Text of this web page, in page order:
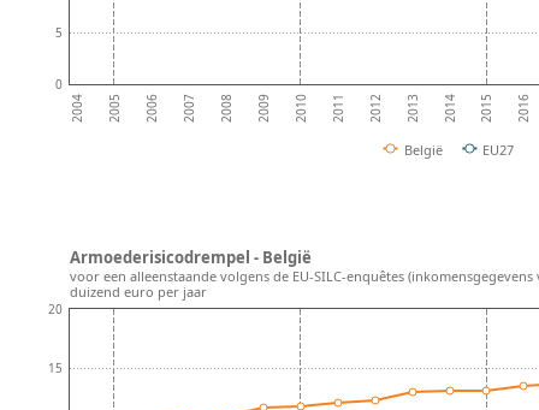
2004 2005 2006 2007 2008 2009 2010 2011 2012 2013 2014 2015 2016
0
5
België EU27
15
20
Armoederisicodrempel - België
voor een alleenstaande volgens de EU-SILC-enquêtes
duizend euro per jaar